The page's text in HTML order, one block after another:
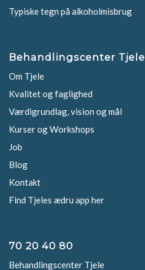
Typiske tegn på alkoholmisbrug
Behandlingscenter Tjele
Om Tjele
Kvalitet og faglighed
Værdigrundlag, vision og mål
Kurser og Workshops
Job
Blog
Kontakt
Find Tjeles ædru app her
70 20 40 80
Behandlingscenter Tjele